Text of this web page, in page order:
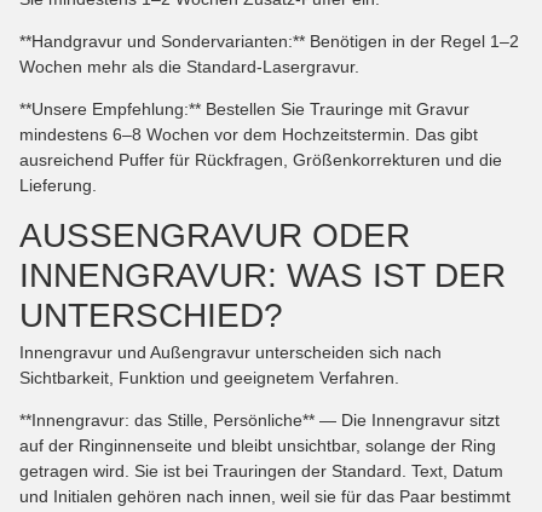
**Handgravur und Sondervarianten:** Benötigen in der Regel 1–2
Wochen mehr als die Standard-Lasergravur.
**Unsere Empfehlung:** Bestellen Sie Trauringe mit Gravur
mindestens 6–8 Wochen vor dem Hochzeitstermin. Das gibt
ausreichend Puffer für Rückfragen, Größenkorrekturen und die
Lieferung.
AUSSENGRAVUR ODER I
NNENGRAVUR: WAS IST DER U
NTERSCHIED?
Innengravur und Außengravur unterscheiden sich nach
Sichtbarkeit, Funktion und geeignetem Verfahren.
**Innengravur: das Stille, Persönliche** — Die Innengravur sitzt
auf der Ringinnenseite und bleibt unsichtbar, solange der Ring
getragen wird. Sie ist bei Trauringen der Standard. Text, Datum
und Initialen gehören nach innen, weil sie für das Paar bestimmt